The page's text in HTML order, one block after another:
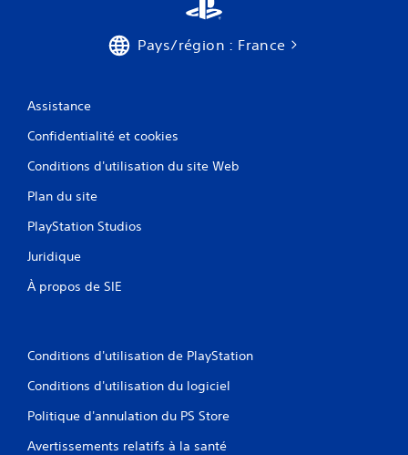
Pays/région : France
Assistance
Confidentialité et cookies
Conditions d'utilisation du site Web
Plan du site
PlayStation Studios
Juridique
À propos de SIE
Conditions d'utilisation de PlayStation
Conditions d'utilisation du logiciel
Politique d'annulation du PS Store
Avertissements relatifs à la santé